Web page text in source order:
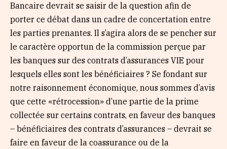
Bancaire devrait se saisir de la question afin de
porter ce débat dans un cadre de concertation entre
les parties prenantes. Il s’agira alors de se pencher sur
le caractère opportun de la commission perçue par
les banques sur des contrats d’assurances VIE pour
lesquels elles sont les bénéficiaires ? Se fondant sur
notre raisonnement économique, nous sommes d’avis
que cette «rétrocession» d’une partie de la prime
collectée sur certains contrats, en faveur des banques
– bénéficiaires des contrats d’assurances – devrait se
faire en faveur de la coassurance ou de la